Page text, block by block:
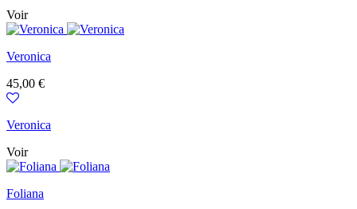
Voir
Veronica
Prix
45,00 €
Veronica
Voir
Foliana